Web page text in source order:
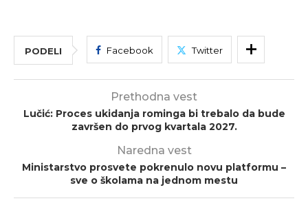
PODELI Facebook Twitter
Prethodna vest
Lučić: Proces ukidanja rominga bi trebalo da bude
završen do prvog kvartala 2027.
Naredna vest
Ministarstvo prosvete pokrenulo novu platformu –
sve o školama na jednom mestu